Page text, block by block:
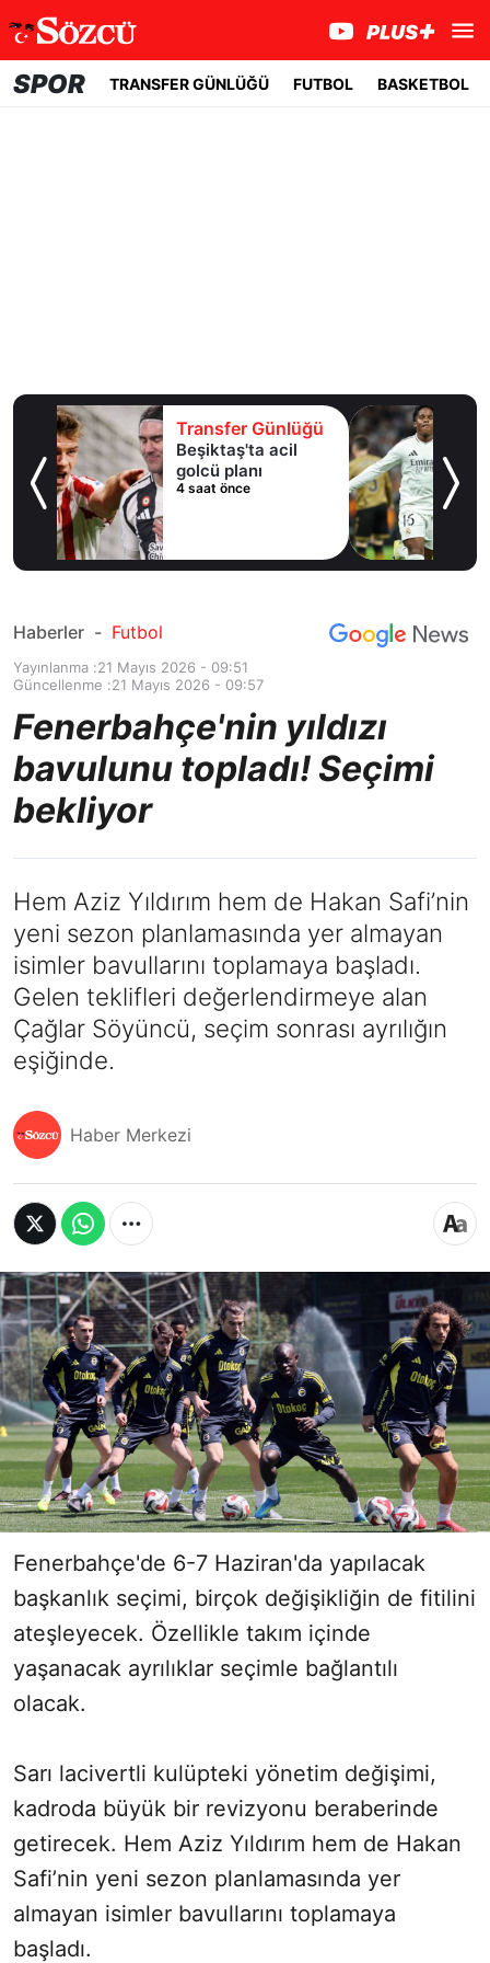
SPOR TRANSFER GÜNLÜĞÜ FUTBOL BASKETBOL
Transfer Günlüğü
Fenerbahçe,
Brezilyalı forvet için
İspanyol deviyle
Haberler - Futbol
Yayınlanma :21 Mayıs 2026 - 09:51
Güncellenme :21 Mayıs 2026 - 09:57
Fenerbahçe'nin yıldızı
bavulunu topladı! Seçimi
bekliyor
Hem Aziz Yıldırım hem de Hakan Safi’nin
yeni sezon planlamasında yer almayan
isimler bavullarını toplamaya başladı.
Gelen teklifleri değerlendirmeye alan
Çağlar Söyüncü, seçim sonrası ayrılığın
eşiğinde.
Haber Merkezi
Fenerbahçe'de 6-7 Haziran'da yapılacak
başkanlık seçimi, birçok değişikliğin de fitilini
ateşleyecek. Özellikle takım içinde
yaşanacak ayrılıklar seçimle bağlantılı
olacak.
Sarı lacivertli kulüpteki yönetim değişimi,
kadroda büyük bir revizyonu beraberinde
getirecek. Hem Aziz Yıldırım hem de Hakan
Safi’nin yeni sezon planlamasında yer
almayan isimler bavullarını toplamaya
başladı.